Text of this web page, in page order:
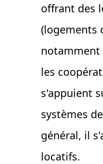
offrant des
(logements
notamment
les
s'appuient
systèmes
général, il
locatifs.